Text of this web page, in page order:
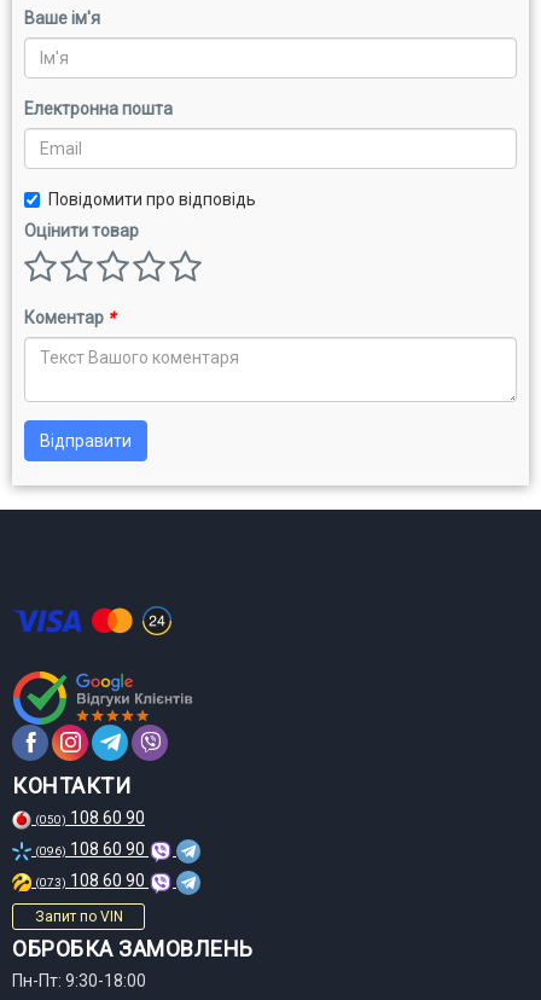
Ваше ім'я
Електронна пошта
Повідомити про відповідь
Оцінити товар
Коментар *
Відправити
КОНТАКТИ
(050) 108 60 90
(096) 108 60 90
(073) 108 60 90
Запит по VIN
ОБРОБКА ЗАМОВЛЕНЬ
Пн-Пт: 9:30-18:00